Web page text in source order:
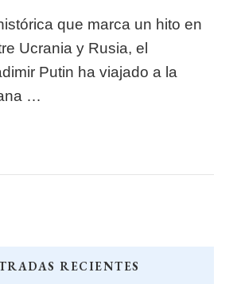
que marca un hito en
Ucrania y Rusia, el
Putin ha viajado a la
…
RECIENTES